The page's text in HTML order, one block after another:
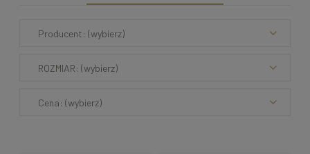
Producent: (wybierz)
ROZMIAR: (wybierz)
Cena: (wybierz)